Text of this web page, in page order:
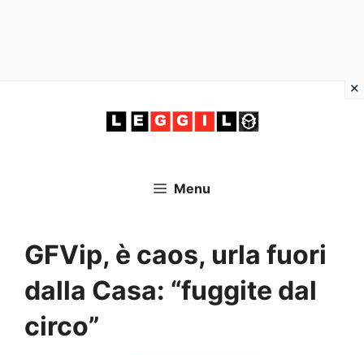
Menu
GFVip, è caos, urla fuori
dalla Casa: “fuggite dal
circo”